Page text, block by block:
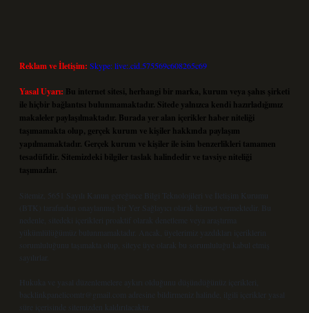
Reklam ve İletişim: Skype: live:.cid.575569c608265c69
Yasal Uyarı: Bu internet sitesi, herhangi bir marka, kurum veya şahıs şirketi
ile hiçbir bağlantısı bulunmamaktadır. Sitede yalnızca kendi hazırladığımız
makaleler paylaşılmaktadır. Burada yer alan içerikler haber niteliği
taşımamakta olup, gerçek kurum ve kişiler hakkında paylaşım
yapılmamaktadır. Gerçek kurum ve kişiler ile isim benzerlikleri tamamen
tesadüfidir. Sitemizdeki bilgiler taslak halindedir ve tavsiye niteliği
taşımazlar.
Sitemiz, 5651 Sayılı Kanun gereğince Bilgi Teknolojileri ve İletişim Kurumu
(BTK) tarafından onaylanmış bir Yer Sağlayıcı olarak hizmet vermektedir. Bu
nedenle, sitedeki içerikleri proaktif olarak denetleme veya araştırma
yükümlülüğümüz bulunmamaktadır. Ancak, üyelerimiz yazdıkları içeriklerin
sorumluluğunu taşımakta olup, siteye üye olarak bu sorumluluğu kabul etmiş
sayılırlar.
Hukuka ve yasal düzenlemelere aykırı olduğunu düşündüğünüz içerikleri,
backlinkpanelicomtr@gmail.com
adresine bildirmeniz halinde, ilgili içerikler yasal
süre içerisinde sitemizden kaldırılacaktır.